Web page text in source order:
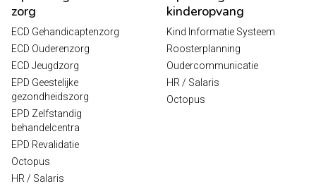
zorg
ECD Gehandicaptenzorg
ECD Ouderenzorg
ECD Jeugdzorg
EPD Geestelijke
gezondheidszorg
EPD Zelfstandig
behandelcentra
EPD Revalidatie
Octopus
HR / Salaris
kinderopvang
Kind Informatie Systeem
Roosterplanning
Oudercommunicatie
HR / Salaris
Octopus